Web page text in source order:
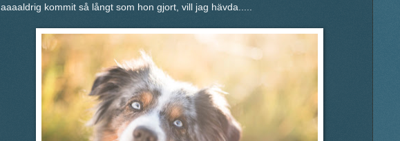
aaaaldrig kommit så långt som hon gjort, vill jag hävda.....